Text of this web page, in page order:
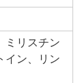
ミリスチン
イン、リン